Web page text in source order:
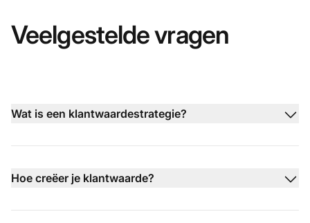
Veelgestelde vragen
Wat is een klantwaardestrategie?
Hoe creëer je klantwaarde?